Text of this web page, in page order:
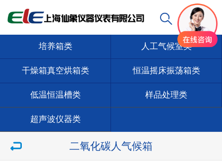
培养箱类 人工气候室类
干燥箱真空烘箱类 恒温摇床振荡箱类
低温恒温槽类 样品处理类
超声波仪器类
二氧化碳人气候箱